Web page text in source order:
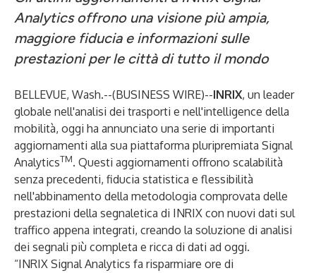
Analytics offrono una visione più ampia,
maggiore fiducia e informazioni sulle
prestazioni per le città di tutto il mondo
BELLEVUE, Wash.--(BUSINESS WIRE)--INRIX, un leader
globale nell'analisi dei trasporti e nell'intelligence della
mobilità, oggi ha annunciato una serie di importanti
aggiornamenti alla sua piattaforma pluripremiata Signal
AnalyticsTM. Questi aggiornamenti offrono scalabilità
senza precedenti, fiducia statistica e flessibilità
nell'abbinamento della metodologia comprovata delle
prestazioni della segnaletica di INRIX con nuovi dati sul
traffico appena integrati, creando la soluzione di analisi
dei segnali più completa e ricca di dati ad oggi.
“INRIX Signal Analytics fa risparmiare ore di